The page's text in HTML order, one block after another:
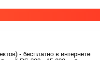
- бесплатно в интернете